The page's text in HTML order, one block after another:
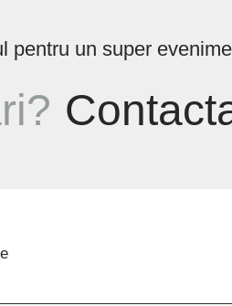
pentru un super